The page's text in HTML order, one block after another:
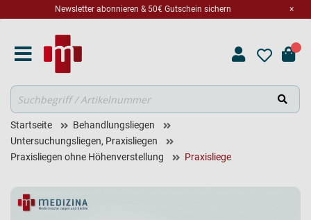
×
Newsletter abonnieren & 50€ Gutschein sichern
Suche
Startseite
Behandlungsliegen
Untersuchungsliegen, Praxisliegen
Praxisliegen ohne Höhenverstellung
Praxisliege